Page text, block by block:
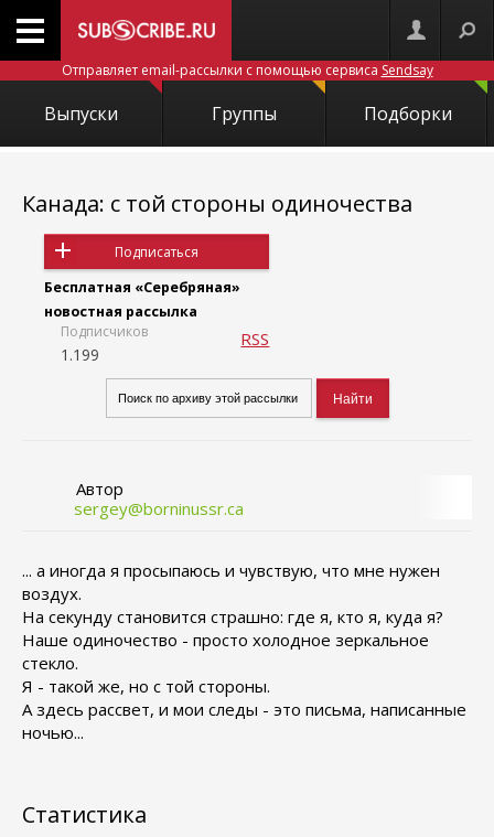
Отправляет email-рассылки с помощью сервиса Sendsay
Выпуски Группы Подборки
Канада: с той стороны одиночества
Подписаться
Бесплатная «Серебряная»
новостная рассылка
Подписчиков
1.199
RSS
Автор
sergey@borninussr.ca
... а иногда я просыпаюсь и чувствую, что мне нужен
воздух.
На секунду становится страшно: где я, кто я, куда я?
Наше одиночество - просто холодное зеркальное
стекло.
Я - такой же, но с той стороны.
А здесь рассвет, и мои следы - это письма, написанные
ночью...
Статистика